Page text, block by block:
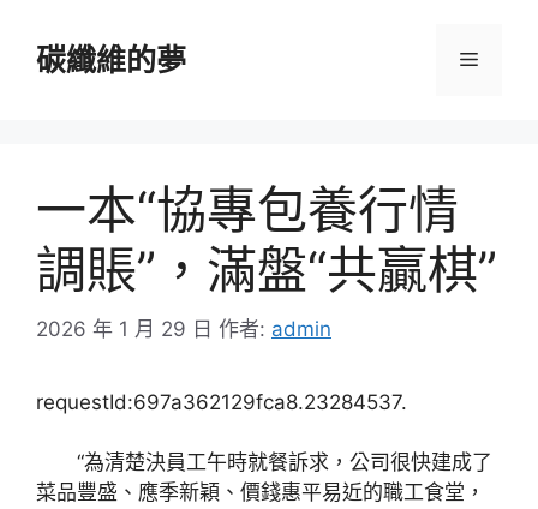
碳纖維的夢 選
一本“協專包養行情
調賬”，滿盤“共贏棋”
2026 年 1 月 29 日 作者: admin
requestId:697a362129fca8.23284537.
“為清楚決員工午時就餐訴求，公司很快建成了
菜品豐盛、應季新穎、價錢惠平易近的職工食堂，